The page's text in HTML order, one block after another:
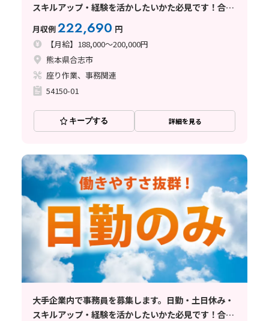
スキルアップ・経験を活かしたいかた必見です！合志
月収例222,690 円
【月給】188,000～200,000円
熊本県合志市
座り作業、事務関連
54150-01
キープする 詳細を見る
大手企業内で事務員を募集します。日勤・土日休み・
スキルアップ・経験を活かしたいかた必見です！合志